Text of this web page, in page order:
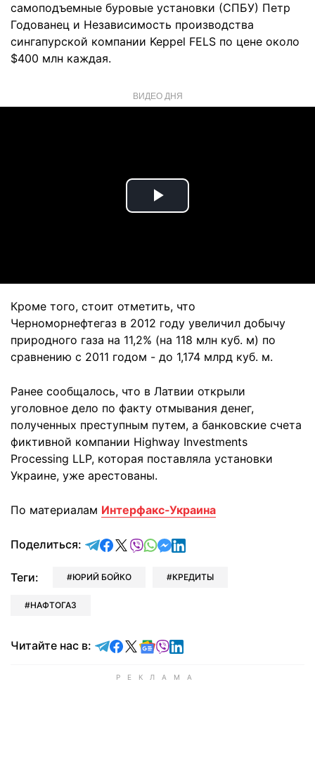
самоподъемные буровые установки (СПБУ) Петр
Годованец и Независимость производства
сингапурской компании Keppel FELS по цене около
$400 млн каждая.
ВИДЕО ДНЯ
Play
Кроме того, стоит отметить, что
Черноморнефтегаз в 2012 году увеличил добычу
природного газа на 11,2% (на 118 млн куб. м) по
сравнению с 2011 годом - до 1,174 млрд куб. м.
Ранее сообщалось, что в Латвии открыли
уголовное дело по факту отмывания денег,
полученных преступным путем, а банковские счета
фиктивной компании Highway Investments
Processing LLP, которая поставляла установки
Украине, уже арестованы.
По материалам Интерфакс-Украина
Поделиться: отправить в Telegram
поделиться в Facebook
поделиться в X
отправить в Viber
отправить в Whatsapp
отправить в Messenger
отправить в LinkedIn
Теги: ЮРИЙ БОЙКО КРЕДИТЫ
НАФТОГАЗ
Читайте нас в: Читайте в Telegram
Читайте в Facebook
Читайте в X
Читайте в Google news
Читайте в Viber
Читайте в LinkedIn